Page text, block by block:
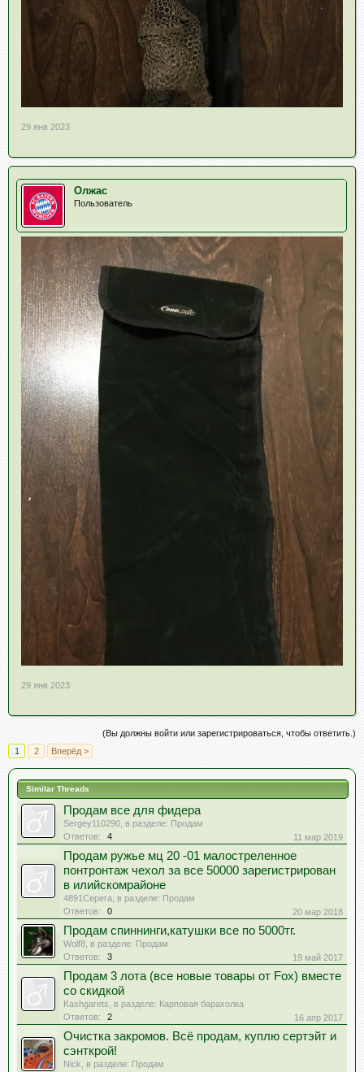
29 янв 2023
Олжас
Пользователь
29 янв 2023
(Вы должны войти или зарегистрироваться, чтобы ответить.)
1
2 Вперёд >
Similar Threads
Продам все для фидера
Sergey110290 , в разделе: Продам
Ответов:
4 11 мар 2019
Продам ружье мц 20 -01 малостреленное
понтронтаж чехол за все 50000 зарегистрирован
в илийскомрайоне
4891Серега , в разделе: Продам
Ответов:
0 20 мар 2018
Продам спиннинги,катушки все по 5000тг.
Wolf8 , в разделе: Продам
Ответов:
3 19 май 2017
Продам 3 лота (все новые товары от Fox) вместе
со скидкой
Kashgarets , в разделе: Карповая барахолка
Ответов:
2 16 апр 2017
Очистка закромов. Всё продам, куплю сертэйт и
сэнткрой!
Nick , в разделе: Продам